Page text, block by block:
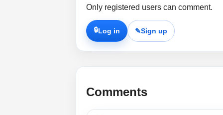
Only registered users can comment.
🔒Log in ✎Sign up
Comments